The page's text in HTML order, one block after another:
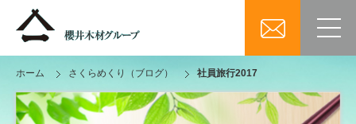
ホーム さくらめくり（ブログ） 社員旅行2017